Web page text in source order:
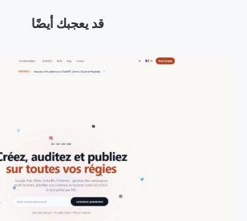
قد يعجبك أيضًا